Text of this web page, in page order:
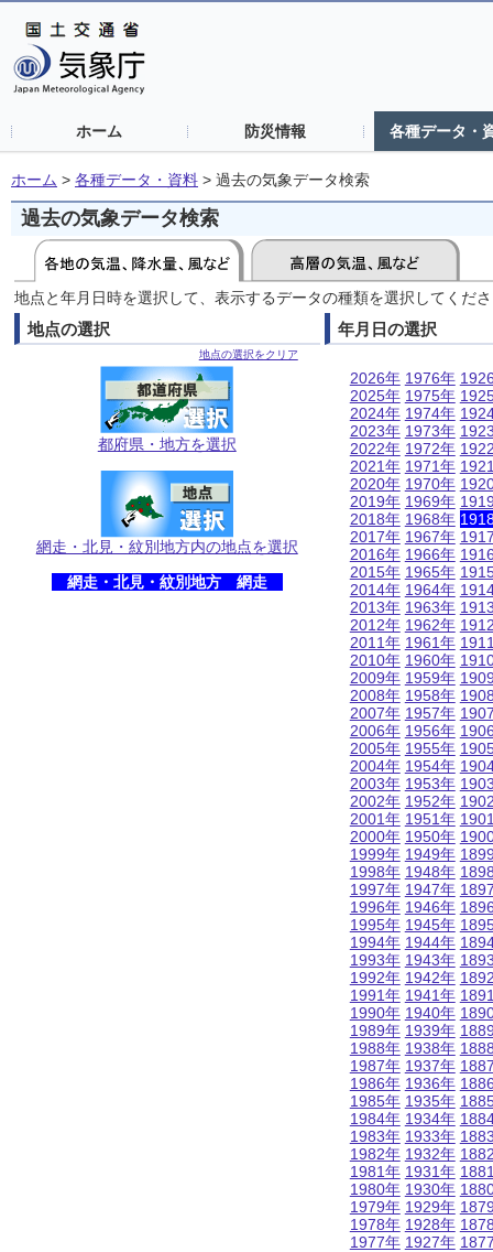
ホーム 防災情報 各種データ・
ホーム > 各種データ・資料 > 過去の気象データ検索
過去の気象データ検索
地点と年月日時を選択して、表示するデータの種類を選択してくだ
地点の選択
地点の選択をクリア
都府県・地方を選択
網走・北見・紋別地方内の地点を選択
網走・北見・紋別地方 網走
年月日の選択
2026年
2025年
2024年
2023年
2022年
2021年
2020年
2019年
2018年
2017年
2016年
2015年
2014年
2013年
2012年
2011年
2010年
2009年
2008年
2007年
2006年
2005年
2004年
2003年
2002年
2001年
2000年
1999年
1998年
1997年
1996年
1995年
1994年
1993年
1992年
1991年
1990年
1989年
1988年
1987年
1986年
1985年
1984年
1983年
1982年
1981年
1980年
1979年
1978年
1977年
1976年
1975年
1974年
1973年
1972年
1971年
1970年
1969年
1968年
1967年
1966年
1965年
1964年
1963年
1962年
1961年
1960年
1959年
1958年
1957年
1956年
1955年
1954年
1953年
1952年
1951年
1950年
1949年
1948年
1947年
1946年
1945年
1944年
1943年
1942年
1941年
1940年
1939年
1938年
1937年
1936年
1935年
1934年
1933年
1932年
1931年
1930年
1929年
1928年
1927年